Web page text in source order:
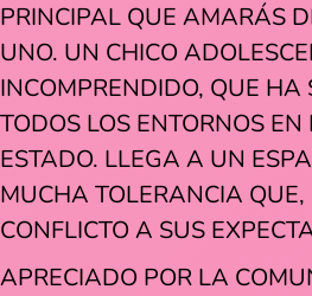
PRINCIPAL QUE AMARÁS
UNO. UN CHICO
INCOMPRENDIDO, QUE HA
TODOS LOS ENTORNOS
ESTADO. LLEGA A UN
MUCHA TOLERANCIA
CONFLICTO A SUS
APRECIADO POR LA